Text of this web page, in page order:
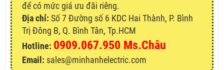
để có mức giá ưu đãi riêng.
Địa chỉ: Số 7 Đường số 6 KDC Hai Thành, P. Bình
Trị Đông B, Q. Bình Tân, Tp.HCM
Hotline: 0909.067.950 Ms.Châu
Email: sales@minhanhelectric.com